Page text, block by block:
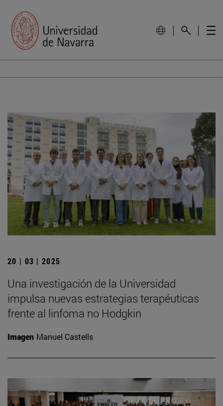
20 | 03 | 2025
Una investigación de la Universidad
impulsa nuevas estrategias terapéuticas
frente al linfoma no Hodgkin
Imagen Manuel Castells